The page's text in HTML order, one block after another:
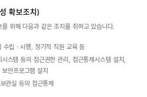
확보조치)
위해 다음과 같은 조치를 취하고 있습니다.
수립ㆍ시행, 정기적 직원 교육 등
스템 등의 접근권한 관리, 접근통제시스템 설치,
안프로그램 설치
관실 등의 접근통제